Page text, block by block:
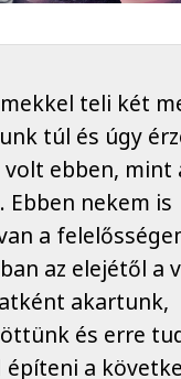
teli két
túl és úgy
ebben, mint
Ebben nekem is
a
az elejétől a
akartunk,
és erre
építeni a